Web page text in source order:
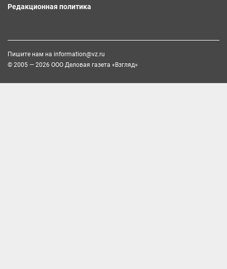
Редакционная политика
Пишите нам на information@vz.ru
© 2005 — 2026 ООО Деловая газета «Взгляд»